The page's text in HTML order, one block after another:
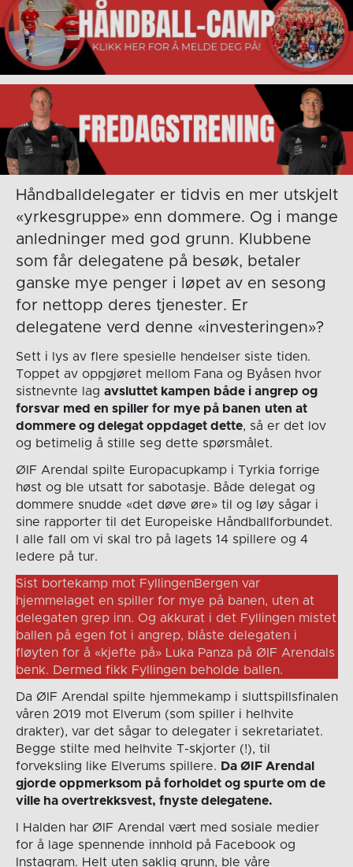
Håndballdelegater er tidvis en mer utskjelt
«yrkesgruppe» enn dommere. Og i mange
anledninger med god grunn. Klubbene
som får delegatene på besøk, betaler
ganske mye penger i løpet av en sesong
for nettopp deres tjenester. Er
delegatene verd denne «investeringen»?
Sett i lys av flere spesielle hendelser siste tiden.
Toppet av oppgjøret mellom Fana og Byåsen hvor
sistnevnte lag avsluttet kampen både i angrep og
forsvar med en spiller for mye på banen uten at
dommere og delegat oppdaget dette, så er det lov
og betimelig å stille seg dette spørsmålet.
ØIF Arendal spilte Europacupkamp i Tyrkia forrige
høst og ble utsatt for sabotasje. Både delegat og
dommere snudde «det døve øre» til og løy sågar i
sine rapporter til det Europeiske Håndballforbundet.
I alle fall om vi skal tro på lagets 14 spillere og 4
ledere på tur.
Sist bortekamp mot FyllingenBergen var
hjemmelaget en spiller for mye på banen, uten at
delegaten grep inn. Og akkurat i det Fyllingen mistet
ballen på egen fot i angrep, blåste delegaten i
fløyten for å «kjefte på» Luka Panza på ØIF Arendals
benk. Dermed fikk Fyllingen beholde ballen.
Da ØIF Arendal spilte hjemmekamp i sluttspillsfinalen
våren 2019 mot Elverum (som spiller i helhvite
drakter), var det sågar to delegater i sekretariatet.
Begge stilte med helhvite T-skjorter (!), til
forveksling like Elverums spillere. Da ØIF Arendal
gjorde oppmerksom på forholdet og spurte om de
ville ha overtrekksvest, fnyste delegatene.
I Halden har ØIF Arendal vært med sosiale medier
for å lage spennende innhold på Facebook og
Instagram. Helt uten saklig grunn, ble våre